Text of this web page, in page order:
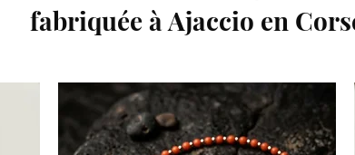
fabriquée à Ajaccio en